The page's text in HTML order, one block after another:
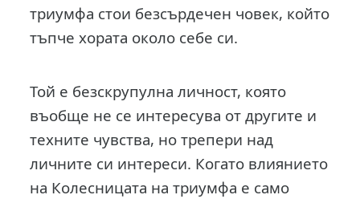
триумфа стои безсърдечен човек, който
тъпче хората около себе си.
Той е безскрупулна личност, която
въобще не се интересува от другите и
техните чувства, но трепери над
личните си интереси. Когато влиянието
на Колесницата на триумфа е само